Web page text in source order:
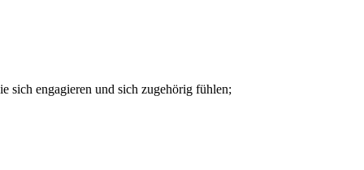
sich engagieren und sich zugehörig fühlen;